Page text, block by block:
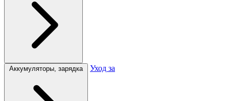
Аккумуляторы, зарядка Уход за